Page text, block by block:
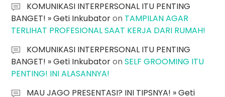
KOMUNIKASI INTERPERSONAL ITU PENTING
BANGET! » Geti Inkubatoron TAMPILAN AGAR
TERLIHAT PROFESIONAL SAAT KERJA DARI RUMAH!
KOMUNIKASI INTERPERSONAL ITU PENTING
BANGET! » Geti InkubatoronSELF GROOMING ITU
PENTING! INI ALASANNYA!
MAU JAGO PRESENTASI? INI TIPSNYA! » Geti